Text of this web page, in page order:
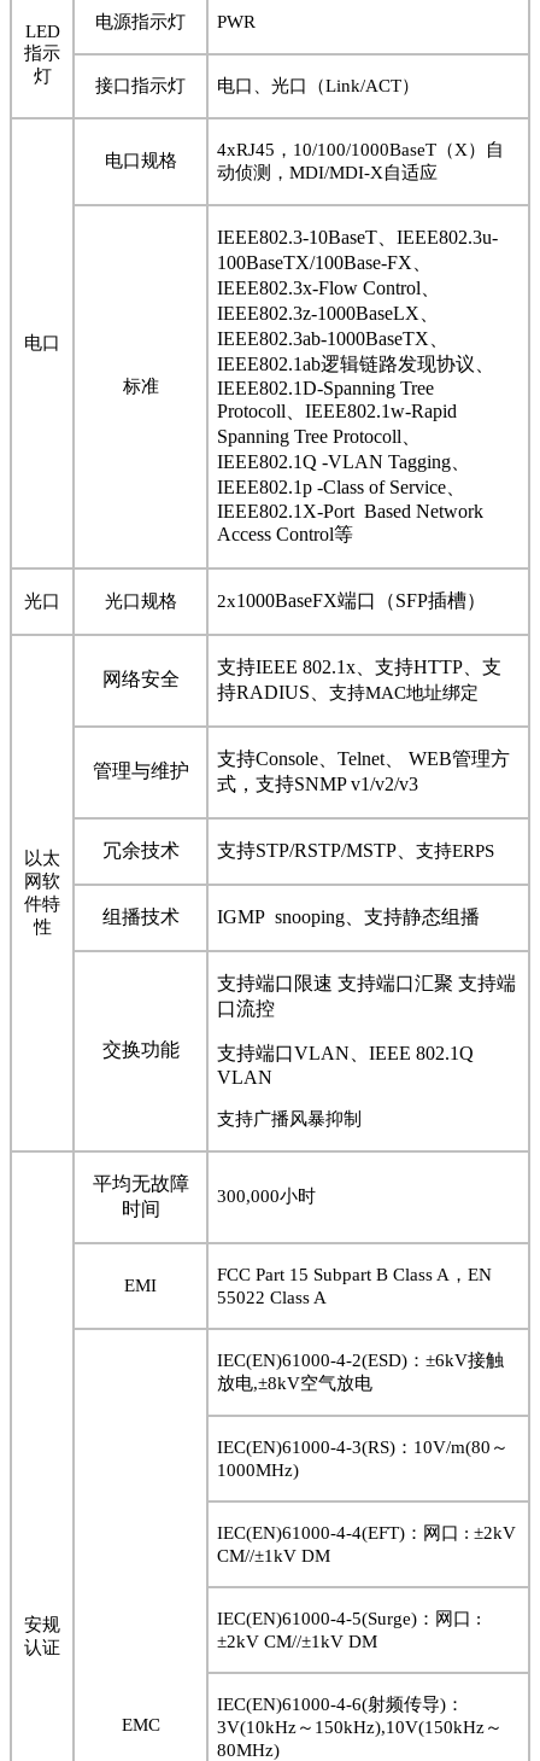
LED
指示
灯
电源指示灯 PWR
接口指示灯 电口、光口（Link/ACT）
电口
电口规格
4xRJ45 ， 10/100/1000BaseT （X）自
动侦测， MDI/MDI-X自适应
标准
IEEE802.3-10BaseT
IEEE802.3u-
100BaseTX/100Base-FX
IEEE802.3x-Flow Control
IEEE802.3z-1000BaseLX
IEEE802.3ab-1000BaseTX
IEEE802.1ab逻辑链路发现协议、
IEEE802.1D-Spanning Tree
Protocoll
IEEE802.1w-Rapid
Spanning Tree Protocoll
IEEE802.1Q -VLAN Tagging
IEEE802.1p -Class of Service
IEEE802.1X-Port Based Network
Access Control等
光口 光口规格 2x1000BaseFX端口（SFP插槽）
以太
网软
件特
性
网络安全
支持IEEE 802.1x 、支持HTTP 、支
持RADIUS 支持MAC地址绑定
管理与维护
支持Console Telnet WEB管理方
式，支持SNMP v1/v2/v3
冗余技术 支持STP/RSTP/MSTP 支持ERPS
组播技术 IGMP snooping 、支持静态组播
交换功能
支持端口限速 支持端口汇聚 支持端
口流控
支持端口VLAN
IEEE 802.1Q
VLAN
支持广播风暴抑制
安规
认证
平均无故障
时间
300,000小时
EMI
FCC Part 15 Subpart B Class A ， EN
55022 Class A
EMC
IEC(EN)61000-4-2(ESD) ：±6kV接触
放电,±8kV空气放电
IEC(EN)61000-4-3(RS) ： 10V/m(80 ～
1000MHz)
IEC(EN)61000-4-4(EFT) ：网口 : ±2kV
CM//±1kV DM
IEC(EN)61000-4-5(Surge) ：网口 :
±2kV CM//±1kV DM
IEC(EN)61000-4-6(射频传导) ：
3V(10kHz～ 150kHz),10V(150kHz～
80MHz)